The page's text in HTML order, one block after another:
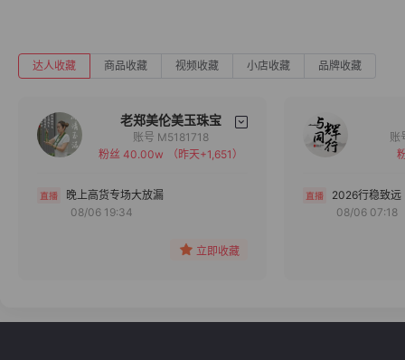
达人收藏 商品收藏 视频收藏 小店收藏 品牌收藏
老郑美伦美玉珠宝
备注
分组
账号 M5181718
粉丝 40.00w
（昨天+1,651）
晚上高货专场大放漏
08/06 19:34
立即收藏
2026行稳致远
08/06 07:18